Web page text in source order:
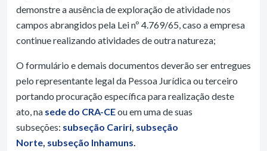
demonstre a ausência de exploração de atividade nos
campos abrangidos pela Lei nº 4.769/65, caso a empresa
continue realizando atividades de outra natureza;
O formulário e demais documentos deverão ser entregues
pelo representante legal da Pessoa Jurídica ou terceiro
portando procuração específica para realização deste
ato, na sede do CRA-CEou em uma de suas
subseções: subseção Cariri, subseção
Norte, subseção Inhamuns.